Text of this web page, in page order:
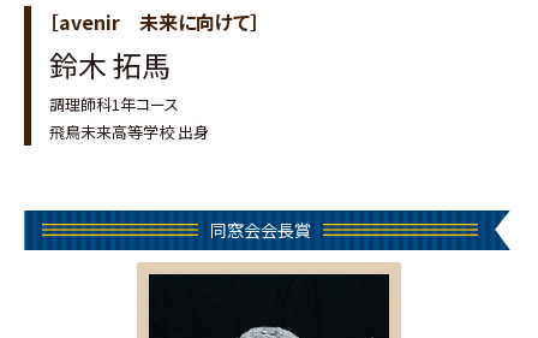
［avenir 未来に向けて］
鈴木 拓馬
調理師科1年コース
飛鳥未来高等学校 出身
同窓会会長賞